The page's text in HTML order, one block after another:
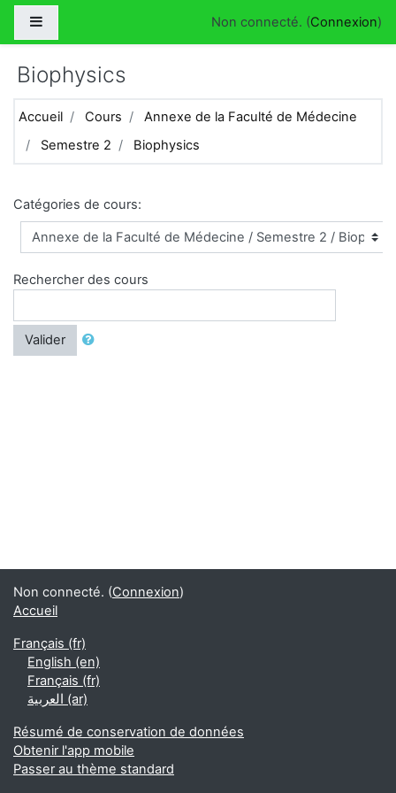
Passer au contenu principal
Non connecté. (Connexion)
Biophysics
Accueil Cours
Annexe de la Faculté de Médecine
Semestre 2
Biophysics
Catégories de cours:
Rechercher des cours
Valider
Non connecté. (Connexion)
Accueil
Français ‎(fr)‎
English ‎(en)‎
Français ‎(fr)‎
العربية ‎(ar)‎
Résumé de conservation de données
Obtenir l'app mobile
Passer au thème standard